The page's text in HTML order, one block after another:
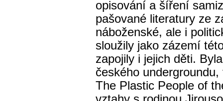
opisování a šíření
pašované literatury ze
náboženské, ale i
sloužily jako zázemí
zapojily i jejich děti.
českého
The Plastic People of